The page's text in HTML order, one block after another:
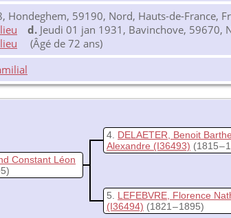
Hondeghem, 59190, Nord, Hauts-de-France,
d. Jeudi 01 jan 1931, Bavinchove, 59670,
(Âgé de 72 ans)
Constant Léon
4 DELAETER, Benoit
Alexandre (I36493) (1815 –
5
LEFEBVRE, Florence
(I36494) (1821 – 1895)